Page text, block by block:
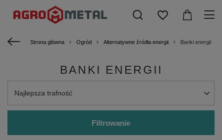
Strona główna Ogród Alternatywne źródła energii Banki energii
BANKI ENERGII
Zmień sortowanie
Najlepsza trafność
Filtrowanie